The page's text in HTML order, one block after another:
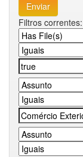
Filtros correntes: